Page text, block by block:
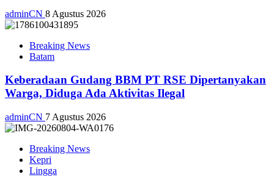
adminCN 8 Agustus 2026
Breaking News
Batam
Keberadaan Gudang BBM PT RSE Dipertanyakan
Warga, Diduga Ada Aktivitas Ilegal
adminCN 7 Agustus 2026
Breaking News
Kepri
Lingga